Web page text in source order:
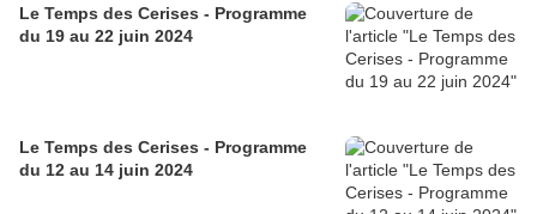
Le Temps des Cerises - Programme
du 19 au 22 juin 2024
Le Temps des Cerises - Programme
du 12 au 14 juin 2024